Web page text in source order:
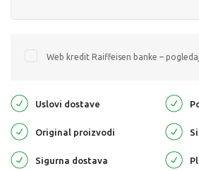
Web kredit Raiffeisen banke –
Uslovi dostave
Original proizvodi
Sigurna dostava